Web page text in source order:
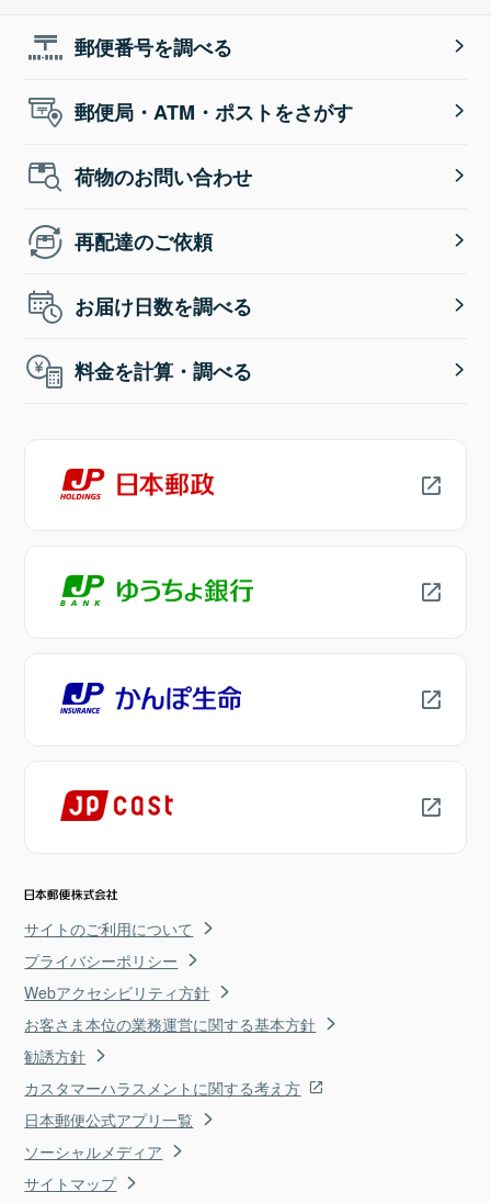
郵便番号を調べる
郵便局・ATM・ポストをさがす
荷物のお問い合わせ
再配達のご依頼
お届け日数を調べる
料金を計算・調べる
サイトのご利用について
プライバシーポリシー
Webアクセシビリティ方針
お客さま本位の業務運営に関する基本方針
勧誘方針
カスタマーハラスメントに関する考え方
日本郵便公式アプリ一覧
ソーシャルメディア
サイトマップ